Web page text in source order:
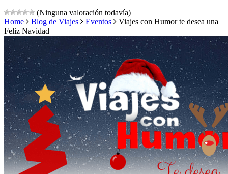
(Ninguna valoración todavía)
Home
Blog de Viajes Eventos
Viajes con Humor te desea una
Feliz Navidad